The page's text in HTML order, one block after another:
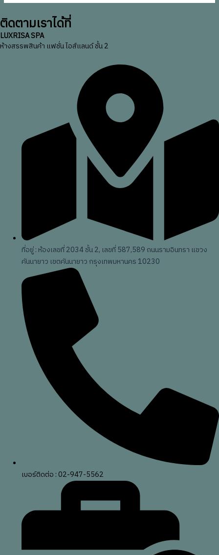
ติดตามเราได้ที่
LUXRISA SPA
ห้างสรรพสินค้า แฟชั่น ไอส์แลนด์ ชั้น 2
ที่อยู่ : ห้องเลขที่ 2034 ชั้น 2, เลขที่ 587,589 ถนนรามอินทรา แขวง
คันนายาว เขตคันนายาว กรุงเทพมหานคร 10230
เบอร์ติดต่อ : 02-947-5562